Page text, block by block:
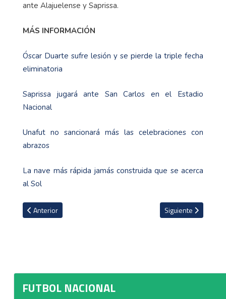
ante Alajuelense y Saprissa.
MÁS INFORMACIÓN
Óscar Duarte sufre lesión y se pierde la triple fecha
eliminatoria
Saprissa jugará ante San Carlos en el Estadio
Nacional
Unafut no sancionará más las celebraciones con
abrazos
La nave más rápida jamás construida que se acerca
al Sol
Artículo anterior: Oficial partido entre San Carlos y Santos queda
Anterior Artículo siguiente:
Siguiente
FUTBOL NACIONAL